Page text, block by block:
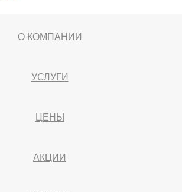
О КОМПАНИИ
УСЛУГИ
ЦЕНЫ
АКЦИИ